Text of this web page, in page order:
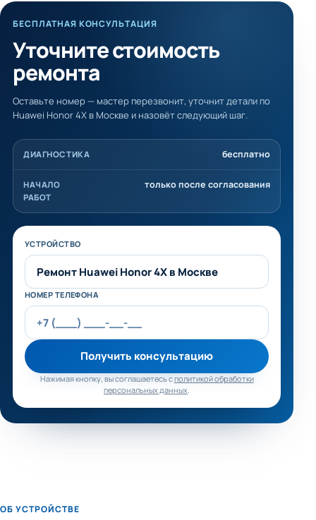
БЕСПЛАТНАЯ КОНСУЛЬТАЦИЯ
Уточните стоимость
ремонта
Оставьте номер — мастер перезвонит, уточнит детали по
Huawei Honor 4X в Москве и назовёт следующий шаг.
ДИАГНОСТИКА бесплатно
НАЧАЛО
РАБОТ
только после согласования
Не заполняйте это поле
УСТРОЙСТВО
НОМЕР ТЕЛЕФОНА
Получить консультацию
Нажимая кнопку, вы соглашаетесь сполитикой обработки
персональных данных.
ОБ УСТРОЙСТВЕ